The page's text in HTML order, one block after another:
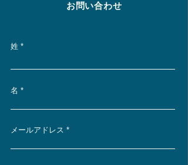
​お問い合わせ
姓
名
メールアドレス